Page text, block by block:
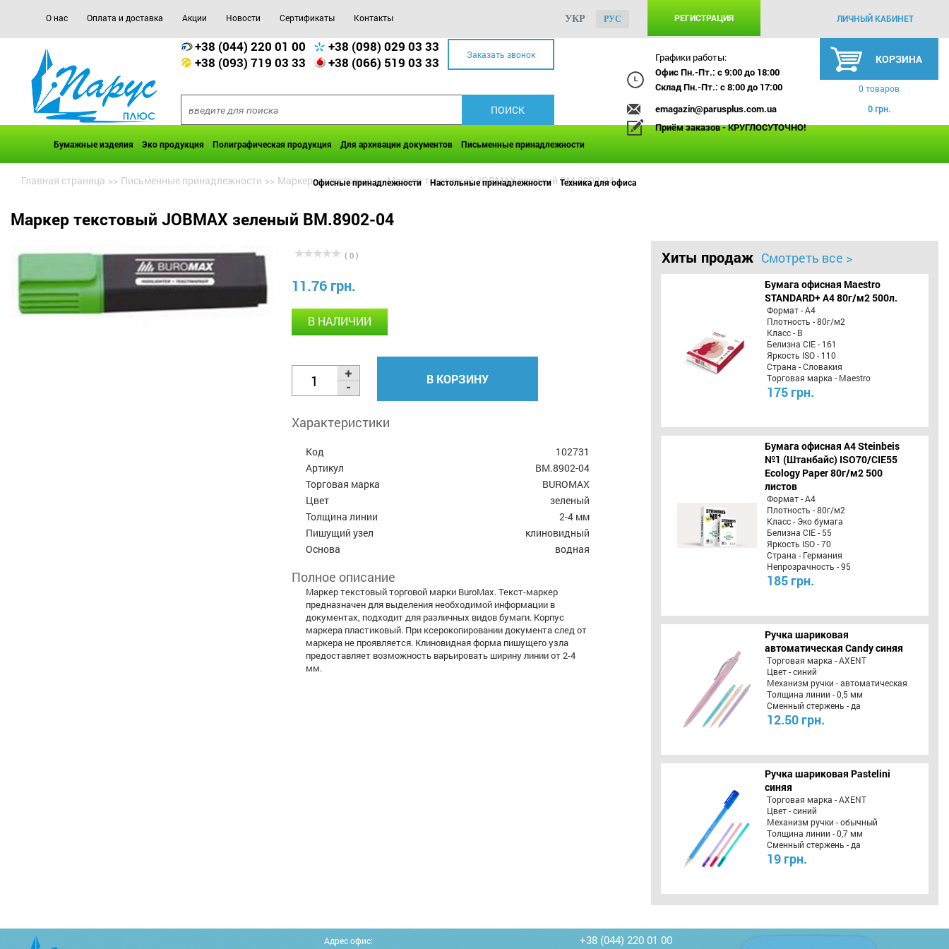
О нас Оплата и доставка Акции Новости Сертификаты Контакты РЕГИСТРАЦИЯ ЛИЧНЫЙ КАБИНЕТ
УКР РУС
+38 (044) 220 01 00
+38 (098) 029 03 33
+38 (093) 719 03 33
+38 (066) 519 03 33 Заказать звонок
Графики работы:
Офис Пн.-Пт.: с 9:00 до 18:00
Склад Пн.-Пт.: с 8:00 до 17:00
emagazin@parusplus.com.ua
Приём заказов - КРУГЛОСУТОЧНО!
КОРЗИНА
0 товаров
0 грн.
Бумажные изделия Эко продукция Полиграфическая продукция Для архивации документов Письменные принадлежности
Офисные принадлежности Настольные принадлежности Техника для офиса
Главная страница >> Письменные принадлежности >> Маркеры текстовые >> Маркер текстовый JOBMAX зеленый BM.8902-04
Маркер текстовый JOBMAX зеленый BM.8902-04
( 0 )
11.76 грн.
В НАЛИЧИИ
В КОРЗИНУ
Характеристики
Код
102731
Артикул
BM.8902-04
Торговая марка
BUROMAX
Цвет
зеленый
Толщина линии
2-4 мм
Пишущий узел
клиновидный
Основа
водная
Полное описание
Маркер текстовый торговой марки BuroMax. Текст-маркер
предназначен для выделения необходимой информации в
документах, подходит для различных видов бумаги. Корпус
маркера пластиковый. При ксерокопировании документа след от
маркера не проявляется. Клиновидная форма пишущего узла
предоставляет возможность варьировать ширину линии от 2-4
мм.
Хиты продаж Смотреть все >
Бумага офисная Maestro
STANDARD+ А4 80г/м2 500л.
Формат - А4
Плотность - 80г/м2
Класс - B
Белизна CIE - 161
Яркость ISO - 110
Страна - Словакия
Торговая марка - Maestro
175 грн.
Бумага офисная A4 Steinbeis
№1 (Штанбайс) ISO70/СІЕ55
Ecology Paper 80г/м2 500
листов
Формат - А4
Плотность - 80г/м2
Класс - Эко бумага
Белизна CIE - 55
Яркость ISO - 70
Страна - Германия
Непрозрачность - 95
185 грн.
Ручка шариковая
автоматическая Candy синяя
Торговая марка - AXENT
Цвет - синий
Механизм ручки - автоматическая
Толщина линии - 0,5 мм
Сменный стержень - да
12.50 грн.
Ручка шариковая Pastelini
синяя
Торговая марка - AXENT
Цвет - синий
Механизм ручки - обычный
Толщина линии - 0,7 мм
Сменный стержень - да
19 грн.
Адрес офис:
+38 (044) 220 01 00